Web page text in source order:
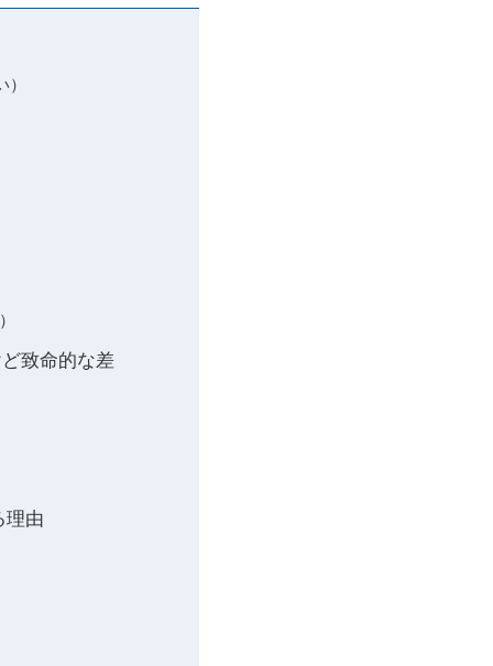
致命的な差
理由